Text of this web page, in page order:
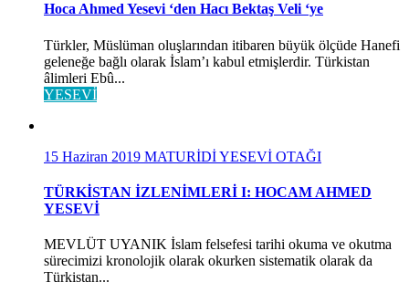
Hoca Ahmed Yesevi ‘den Hacı Bektaş Veli ‘ye
Türkler, Müslüman oluşlarından itibaren büyük ölçüde Hanefi
geleneğe bağlı olarak İslam’ı kabul etmişlerdir. Türkistan
âlimleri Ebû...
YESEVİ
15 Haziran 2019 MATURİDİ YESEVİ OTAĞI
TÜRKİSTAN İZLENİMLERİ I: HOCAM AHMED
YESEVİ
MEVLÜT UYANIK İslam felsefesi tarihi okuma ve okutma
sürecimizi kronolojik olarak okurken sistematik olarak da
Türkistan...